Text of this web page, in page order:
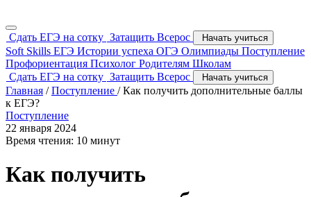
Сдать ЕГЭ на сотку Затащить Всерос Начать учиться
Soft Skills ЕГЭ Истории успеха ОГЭ Олимпиады Поступление
Профориентация Психолог Родителям Школам
Сдать ЕГЭ на сотку Затащить Всерос Начать учиться
Главная / Поступление /Как получить дополнительные баллы
к ЕГЭ?
Поступление
22 января 2024
Время чтения: 10 минут
Как получить